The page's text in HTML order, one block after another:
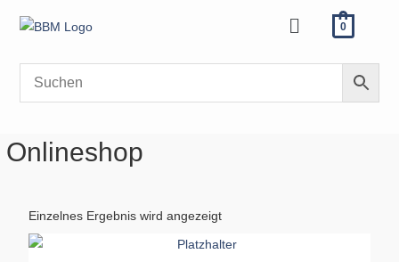
Inhalt
Menü 0
Onlineshop
Einzelnes Ergebnis wird angezeigt